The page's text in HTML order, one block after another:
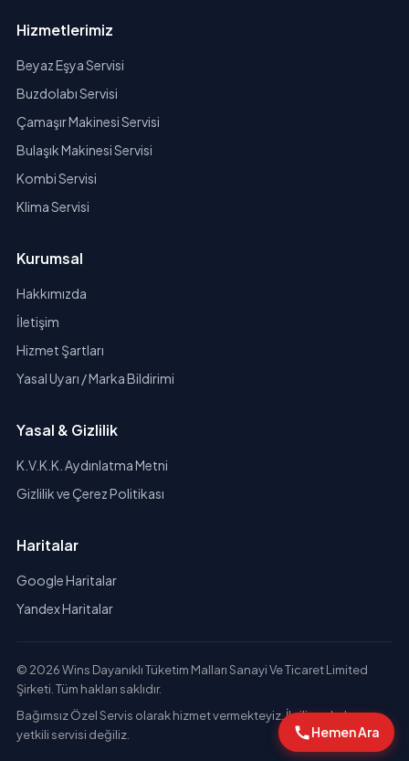
Hizmetlerimiz
Beyaz Eşya Servisi
Buzdolabı Servisi
Çamaşır Makinesi Servisi
Bulaşık Makinesi Servisi
Kombi Servisi
Klima Servisi
Kurumsal
Hakkımızda
İletişim
Hizmet Şartları
Yasal Uyarı / Marka Bildirimi
Yasal & Gizlilik
K.V.K.K. Aydınlatma Metni
Gizlilik ve Çerez Politikası
Haritalar
Google Haritalar
Yandex Haritalar
© 2026 Wins Dayanıklı Tüketim Malları Sanayi Ve Ticaret Limited
Şirketi. Tüm hakları saklıdır.
Bağımsız Özel Servis olarak hizmet vermekteyiz. İlgili markaların
yetkili servisi değiliz.
Hemen Ara